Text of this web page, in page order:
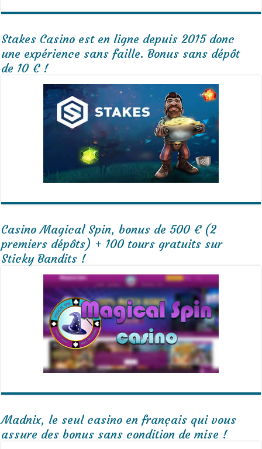
Stakes Casino est en ligne depuis 2015 donc
une expérience sans faille. Bonus sans dépôt
de 10 € !
Casino Magical Spin, bonus de 500 € (2
premiers dépôts) + 100 tours gratuits sur
Sticky Bandits !
Madnix, le seul casino en français qui vous
assure des bonus sans condition de mise !